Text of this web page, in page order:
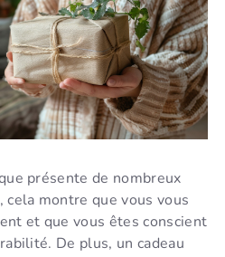
présente de nombreux
cela montre que vous vous
et que vous êtes conscient
De plus, un cadeau